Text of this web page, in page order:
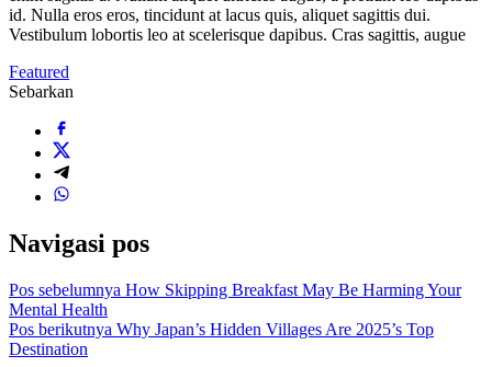
id. Nulla eros eros, tincidunt at lacus quis, aliquet sagittis dui.
Vestibulum lobortis leo at scelerisque dapibus. Cras sagittis, augue
Featured
Sebarkan
Navigasi pos
Pos sebelumnya How Skipping Breakfast May Be Harming Your
Mental Health
Pos berikutnya Why Japan’s Hidden Villages Are 2025’s Top
Destination